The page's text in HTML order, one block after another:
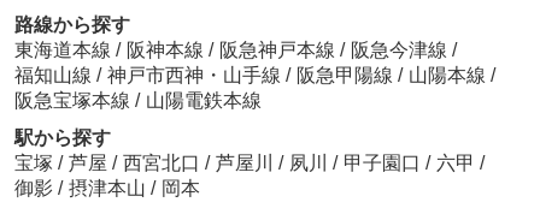
路線から探す
東海道本線 / 阪神本線 / 阪急神戸本線 / 阪急今津線 /
福知山線 / 神戸市西神・山手線 / 阪急甲陽線 / 山陽本線 /
阪急宝塚本線 / 山陽電鉄本線
駅から探す
宝塚 / 芦屋 / 西宮北口 / 芦屋川 / 夙川 / 甲子園口 / 六甲 /
御影 / 摂津本山 / 岡本